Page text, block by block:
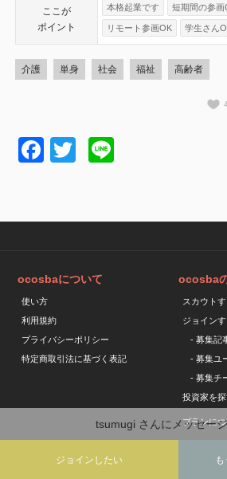
ここが
ポイント
本格起業です 短期間の参画
リモート参画OK 学生さん
介護 単身 社会 福祉 高齢者
tsumugi さんにメッセー
ジョインしたい
Facebook
Twitter
ocosbaについて
使い方
利用規約
プライバシーポリシー
特定商取引法に基づく表記
ocosba
スカウトす
ジョインす
- 募集記
- 募集ユ
- 募集チ
投資家を
プランに
Copyright © ocosba All Rights